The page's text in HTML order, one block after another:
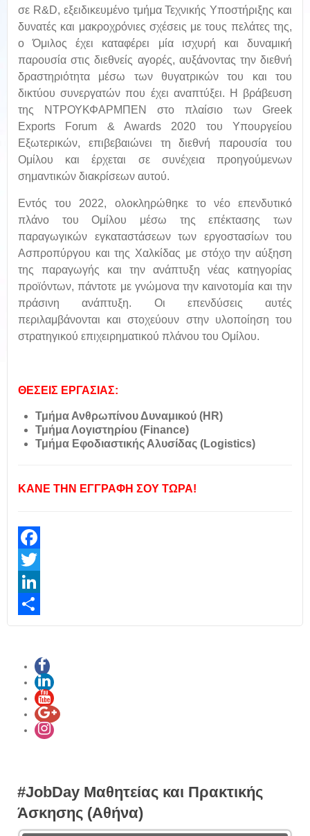
σε R&D, εξειδικευμένο τμήμα Τεχνικής Υποστήριξης και
δυνατές και μακροχρόνιες σχέσεις με τους πελάτες της,
ο Όμιλος έχει καταφέρει μία ισχυρή και δυναμική
παρουσία στις διεθνείς αγορές, αυξάνοντας την διεθνή
δραστηριότητα μέσω των θυγατρικών του και του
δικτύου συνεργατών που έχει αναπτύξει. Η βράβευση
της ΝΤΡΟΥΚΦΑΡΜΠΕΝ στο πλαίσιο των Greek
Exports Forum & Awards 2020 του Υπουργείου
Εξωτερικών, επιβεβαιώνει τη διεθνή παρουσία του
Ομίλου και έρχεται σε συνέχεια προηγούμενων
σημαντικών διακρίσεων αυτού.
Εντός του 2022, ολοκληρώθηκε το νέο επενδυτικό
πλάνο του Ομίλου μέσω της επέκτασης των
παραγωγικών εγκαταστάσεων των εργοστασίων του
Ασπροπύργου και της Χαλκίδας με στόχο την αύξηση
της παραγωγής και την ανάπτυξη νέας κατηγορίας
προϊόντων, πάντοτε με γνώμονα την καινοτομία και την
πράσινη ανάπτυξη. Οι επενδύσεις αυτές
περιλαμβάνονται και στοχεύουν στην υλοποίηση του
στρατηγικού επιχειρηματικού πλάνου του Ομίλου.
ΘΕΣΕΙΣ ΕΡΓΑΣΙΑΣ:
Τμήμα Ανθρωπίνου Δυναμικού (HR)
Τμήμα Λογιστηρίου (Finance)
Τμήμα Εφοδιαστικής Αλυσίδας (Logistics)
ΚΑΝΕ ΤΗΝ ΕΓΓΡΑΦΗ ΣΟΥ ΤΩΡΑ!
Facebook
Twitter
LinkedIn
Share
#JobDay Μαθητείας και Πρακτικής
Άσκησης (Αθήνα)